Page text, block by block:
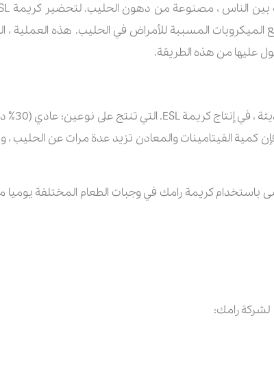
على جميع الميكروبات المسببة للأمراض في الحليب. هذه
عليها من هذه الطريقة.
كمية الفيتامينات والمعادن تزيد عدة مرات عن الحليب ،
باستخدام كريمة رامك في وجبات الطعام المختلفة يوميا